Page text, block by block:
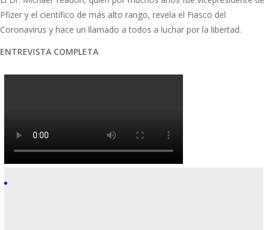
Pfizer y el científico de más alto rango, revela el Fiasco del
Coronavirus y hace un llamado a todos a luchar por la libertad.
ENTREVISTA COMPLETA